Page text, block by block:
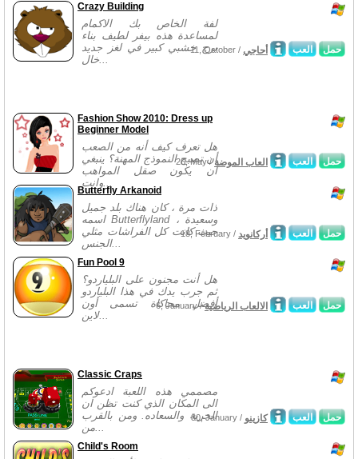
Crazy Building
لفة الخاص بك الاكمام
لمساعدة هذه بيفر لطيف بناء
برج خشبي كبير في لغز جديد
خال...
حمل العب 11, October / أحاجي
Fashion Show 2010: Dress up
Beginner Model
هل تعرف كيف أنه من الصعب
أن تصبح النموذج المهنة؟ ينبغي
أن يكون صقل المواهب
وانت...
حمل العب 26, May /العاب الموضة
Butterfly Arkanoid
ذات مرة ، كان هناك بلد جميل
اسمه Butterflyland وسعيدة ،
حيث كانت كل الفراشات مثلي
الجنس...
حمل العب 18, February / أركانويد
Fun Pool 9
هل أنت مجنون على البلياردو؟
ثم جرب يدك في هذا البلياردو
أفضل محاكاة تسمى أون
لاين...
حمل العب 6, January /الالعاب الرياضية
Classic Craps
مصممي هذه اللعبة ادعوكم
الى المكان الذي كنت تظن ان
الحرية والسعاده. ومن بالقرب
من...
حمل العب 30, January / كازينو
Child's Room